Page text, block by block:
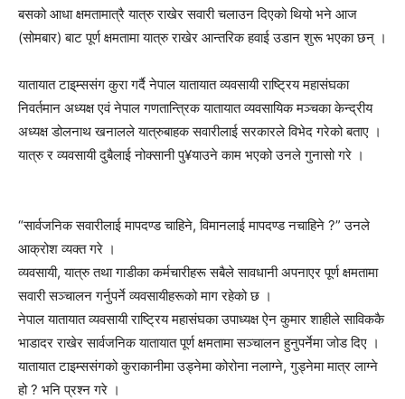
बसको आधा क्षमतामात्रै यात्रु राखेर सवारी चलाउन दिएको थियो भने आज
(सोमबार) बाट पूर्ण क्षमतामा यात्रु राखेर आन्तरिक हवाई उडान शुरू भएका छन् ।
यातायात टाइ्म्ससंग कुरा गर्दै नेपाल यातायात व्यवसायी राष्ट्रिय महासंघका
निवर्तमान अध्यक्ष एवं नेपाल गणतान्त्रिक यातायात व्यवसायिक मञ्चका केन्द्रीय
अध्यक्ष डोलनाथ खनालले यात्रुबाहक सवारीलाई सरकारले विभेद गरेको बताए ।
यात्रु र व्यवसायी दुबैलाई नोक्सानी पु¥याउने काम भएको उनले गुनासो गरे ।
“सार्वजनिक सवारीलाई मापदण्ड चाहिने, विमानलाई मापदण्ड नचाहिने ?” उनले
आक्रोश व्यक्त गरे ।
व्यवसायी, यात्रु तथा गाडीका कर्मचारीहरू सबैले सावधानी अपनाएर पूर्ण क्षमतामा
सवारी सञ्चालन गर्नुपर्ने व्यवसायीहरूको माग रहेको छ ।
नेपाल यातायात व्यवसायी राष्ट्रिय महासंघका उपाध्यक्ष ऐन कुमार शाहीले साविककै
भाडादर राखेर सार्वजनिक यातायात पूर्ण क्षमतामा सञ्चालन हुनुपर्नेमा जोड दिए ।
यातायात टाइम्ससंगको कुराकानीमा उड्नेमा कोरोना नलाग्ने, गुड्नेमा मात्र लाग्ने
हो ? भनि प्रश्न गरे ।